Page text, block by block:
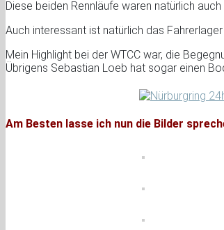
Diese beiden Rennläufe waren natürlich
Auch interessant ist natürlich das
Mein Highlight bei der WTCC war, die
Übrigens Sebastian Loeb hat sogar einen
Am Besten lasse ich nun die Bilder